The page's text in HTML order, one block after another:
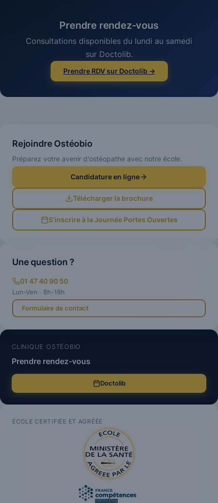
Prendre rendez-vous
Consultations disponibles du lundi au samedi
sur Doctolib.
Prendre RDV sur Doctolib →
Rejoindre Ostéobio
Préparez votre avenir d'ostéopathe avec notre école.
Candidature en ligne
Télécharger la brochure
S'inscrire à la Journée Portes Ouvertes
Une question ?
01 47 40 90 50
Lun-Ven · 8h-18h
Formulaire de contact
CLINIQUE OSTÉOBIO
Prendre rendez-vous
Doctolib
ÉCOLE CERTIFIÉE ET AGRÉÉE